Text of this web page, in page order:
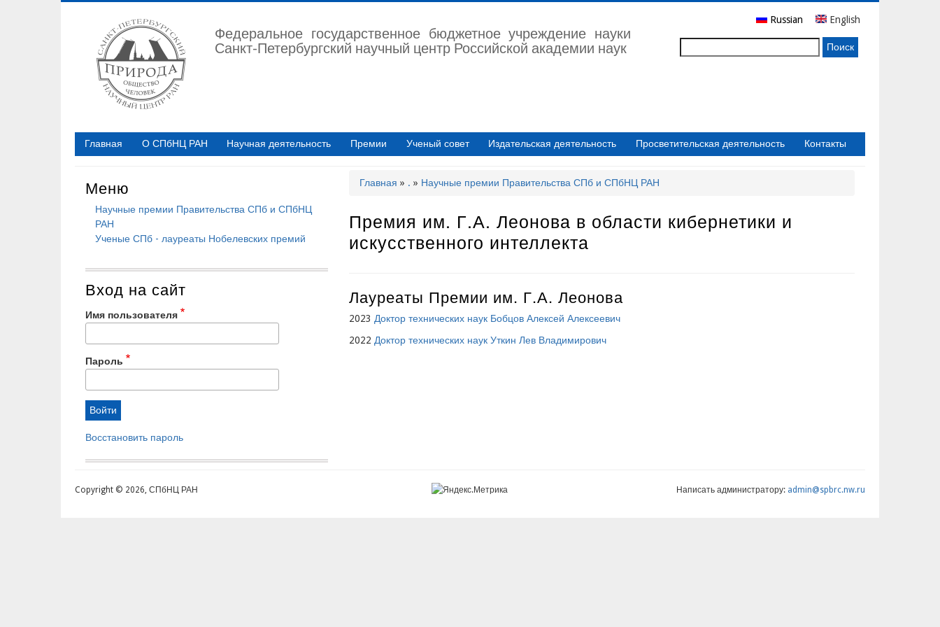
Федеральное государственное бюджетное учреждение науки
Санкт-Петербургский научный центр Российской академии наук
Russian English
Главная О СПбНЦ РАН Научная деятельность Премии Ученый совет Издательская деятельность Просветительская деятельность Контакты
Меню
Научные премии Правительства СПб и СПбНЦ
РАН
Ученые СПб - лауреаты Нобелевских премий
Вход на сайт
Имя пользователя
Пароль
Восстановить пароль
Строка
навигации
Главная . Научные премии Правительства СПб и СПбНЦ РАН
Премия им. Г.А. Леонова в области кибернетики и
искусственного интеллекта
Лауреаты Премии им. Г.А. Леонова
2023 Доктор технических наук Бобцов Алексей Алексеевич
2022 Доктор технических наук Уткин Лев Владимирович
Copyright © 2026, СПбНЦ РАН Написать администратору: admin@spbrc.nw.ru